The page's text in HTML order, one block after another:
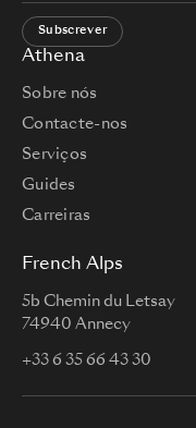
Athena
Sobre nós
Contacte-nos
Serviços
Guides
Carreiras
French Alps
5b Chemin du Letsay
74940 Annecy
+33 6 35 66 43 30
Subscrever